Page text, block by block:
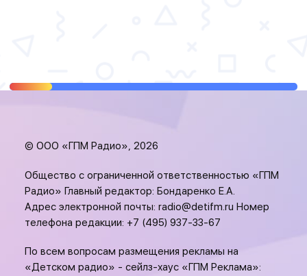
© ООО «ГПМ Радио», 2026
Общество с ограниченной ответственностью «ГПМ
Радио» Главный редактор: Бондаренко Е.А.
Адрес электронной почты: radio@detifm.ru Номер
телефона редакции: +7 (495) 937-33-67
По всем вопросам размещения рекламы на
«Детском радио» - сейлз-хаус «ГПМ Реклама»: